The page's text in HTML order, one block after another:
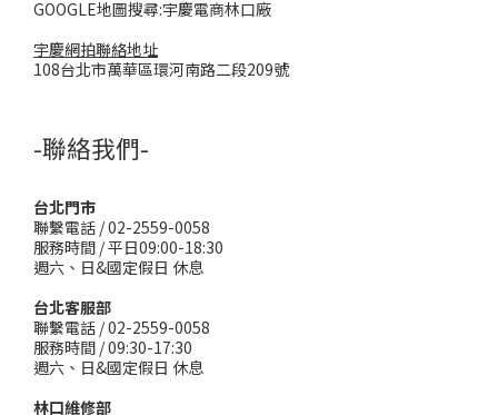
GOOGLE地圖搜尋:宇慶電商林口廠
宇慶網拍聯絡地址
108台北市萬華區環河南路二段209號
-聯絡我們-
台北門市
聯繫電話 / 02-2559-0058
服務時間 / 平日09:00-18:30
週六、日&國定假日 休息
台北客服部
聯繫電話 / 02-2559-0058
服務時間 / 09:30-17:30
週六、日&國定假日 休息
林口維修部